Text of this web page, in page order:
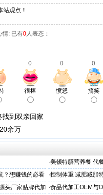
观点！
情: 已有0人表态：
0 0 0
很棒 愤怒 搞笑
找到双亲回家
余万
·美顿特膳营养餐 代
家
？想赚钱的必看 ·控制体重 减肥减脂
厂家
头厂家贴牌代加 ·食品代加工OEM与